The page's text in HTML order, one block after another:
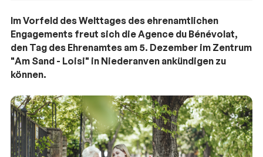
Im Vorfeld des Welttages des ehrenamtlichen
Engagements freut sich die Agence du Bénévolat,
den Tag des Ehrenamtes am 5. Dezember im Zentrum
"Am Sand - Loisi" in Niederanven ankündigen zu
können.